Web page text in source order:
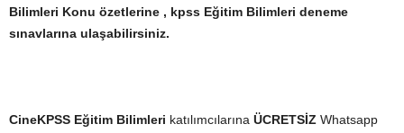
Bilimleri Konu özetlerine , kpss Eğitim Bilimleri deneme
sınavlarına ulaşabilirsiniz.
CineKPSS Eğitim Bilimleri katılımcılarına ÜCRETSİZ Whatsapp